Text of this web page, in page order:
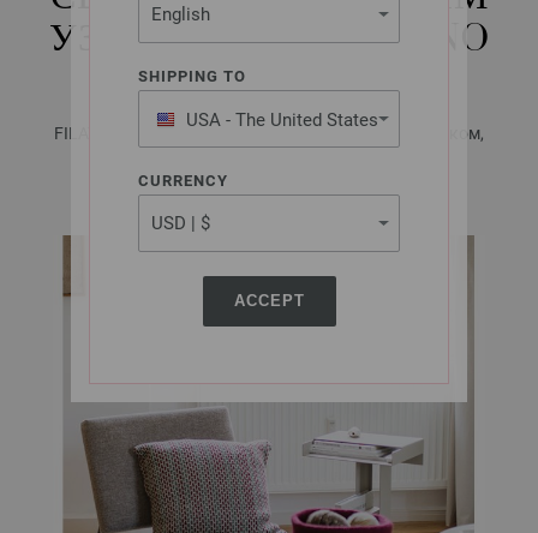
SHIPPING TO
USA - The United States
of America
CURRENCY
ACCEPT
УЗОРОМ COOL MERINO
FILATI Handstrick No. 74 (Home) - Журнал на немецком,